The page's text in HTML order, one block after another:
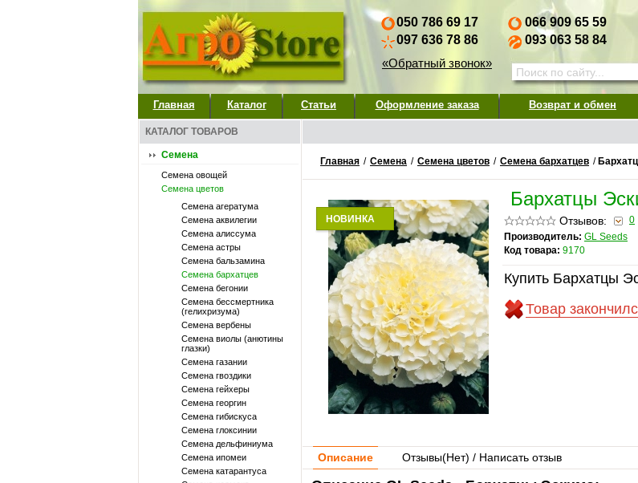
050 786 69 17
097 636 78 86
«Обратный звонок»
066 909 65 59
093 063 58 84
Главная Каталог Статьи Оформление заказа Возврат и обмен
КАТАЛОГ ТОВАРОВ
Семена
Семена овощей
Семена цветов
Семена агератума
Семена аквилегии
Семена алиссума
Семена астры
Семена бальзамина
Семена бархатцев
Семена бегонии
Семена бессмертника
(гелихризума)
Семена вербены
Семена виолы (анютины
глазки)
Семена газании
Семена гвоздики
Семена гейхеры
Семена георгин
Семена гибискуса
Семена глоксинии
Семена дельфиниума
Семена ипомеи
Семена катарантуса
Главная / Семена / Семена цветов / Семена бархатцев /
НОВИНКА
Бархатцы
Отзывов:
0
Производитель: GL Seeds
Код товара: 9170
Купить Бархатцы
Товар
Описание Отзывы(Нет) / Написать отзыв